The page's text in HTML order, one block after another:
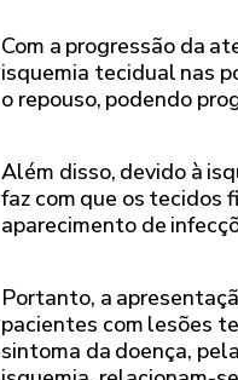
Com a progressão da
isquemia tecidual nas
o repouso, podendo
Além disso, devido à
faz com que os tecidos
aparecimento de
Portanto, a
pacientes com lesões
sintoma da doença,